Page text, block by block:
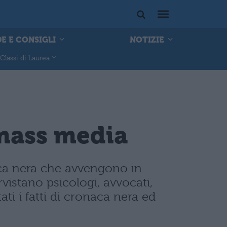
E CONSIGLI NOTIZIE
Classi di Laurea
media
nera che avvengono in
psicologi, avvocati,
i fatti di cronaca nera ed